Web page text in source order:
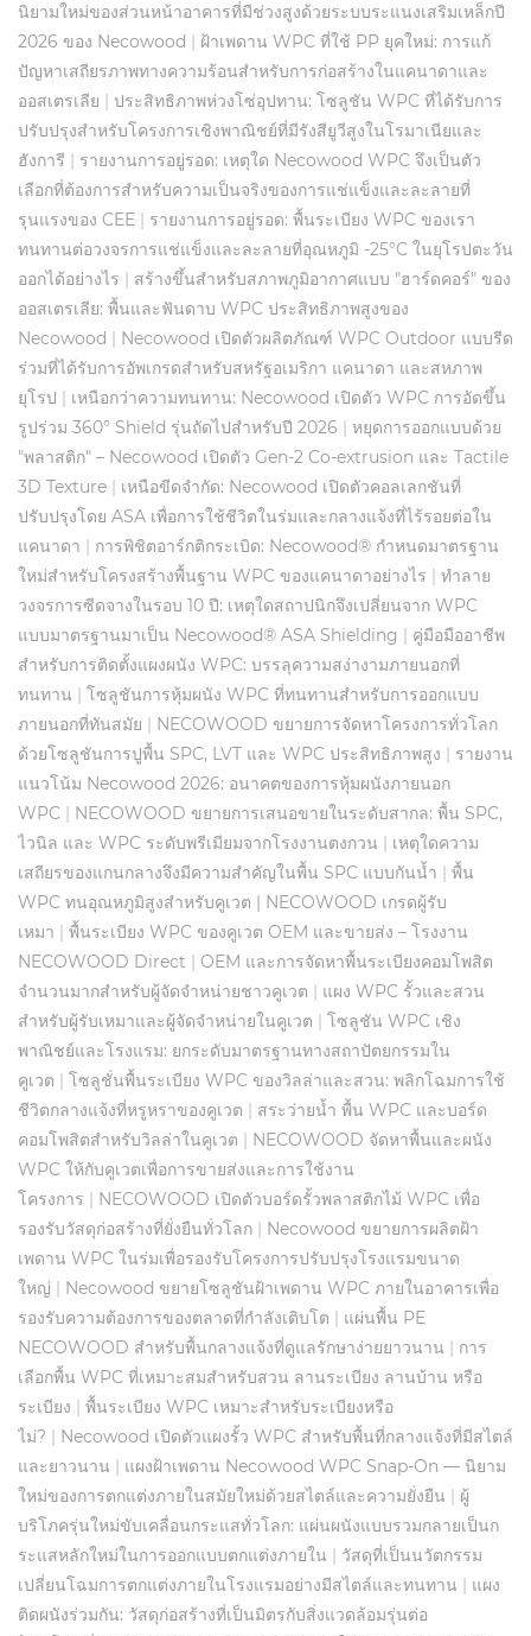
นิยามใหม่ของส่วนหน้าอาคารที่มีช่วงสูงด้วยระบบระแนงเสริมเหล็กปี
2026 ของ Necowood | ฝ้าเพดาน WPC ที่ใช้ PP ยุคใหม่: การแก้
ปัญหาเสถียรภาพทางความร้อนสำหรับการก่อสร้างในแคนาดาและ
ออสเตรเลีย | ประสิทธิภาพห่วงโซ่อุปทาน: โซลูชัน WPC ที่ได้รับการ
ปรับปรุงสำหรับโครงการเชิงพาณิชย์ที่มีรังสียูวีสูงในโรมาเนียและ
ฮังการี | รายงานการอยู่รอด: เหตุใด Necowood WPC จึงเป็นตัว
เลือกที่ต้องการสำหรับความเป็นจริงของการแช่แข็งและละลายที่
รุนแรงของ CEE | รายงานการอยู่รอด: พื้นระเบียง WPC ของเรา
ทนทานต่อวงจรการแช่แข็งและละลายที่อุณหภูมิ -25°C ในยุโรปตะวัน
ออกได้อย่างไร | สร้างขึ้นสำหรับสภาพภูมิอากาศแบบ "ฮาร์ดคอร์" ของ
ออสเตรเลีย: พื้นและฟันดาบ WPC ประสิทธิภาพสูงของ
Necowood | Necowood เปิดตัวผลิตภัณฑ์ WPC Outdoor แบบรีด
ร่วมที่ได้รับการอัพเกรดสำหรับสหรัฐอเมริกา แคนาดา และสหภาพ
ยุโรป | เหนือกว่าความทนทาน: Necowood เปิดตัว WPC การอัดขึ้น
รูปร่วม 360° Shield รุ่นถัดไปสำหรับปี 2026 | หยุดการออกแบบด้วย
"พลาสติก" – Necowood เปิดตัว Gen-2 Co-extrusion และ Tactile
3D Texture | เหนือขีดจำกัด: Necowood เปิดตัวคอลเลกชันที่
ปรับปรุงโดย ASA เพื่อการใช้ชีวิตในร่มและกลางแจ้งที่ไร้รอยต่อใน
แคนาดา | การพิชิตอาร์กติกระเบิด: Necowood® กำหนดมาตรฐาน
ใหม่สำหรับโครงสร้างพื้นฐาน WPC ของแคนาดาอย่างไร | ทำลาย
วงจรการซีดจางในรอบ 10 ปี: เหตุใดสถาปนิกจึงเปลี่ยนจาก WPC
แบบมาตรฐานมาเป็น Necowood® ASA Shielding | คู่มือมืออาชีพ
สำหรับการติดตั้งแผงผนัง WPC: บรรลุความสง่างามภายนอกที่
ทนทาน | โซลูชันการหุ้มผนัง WPC ที่ทนทานสำหรับการออกแบบ
ภายนอกที่ทันสมัย | NECOWOOD ขยายการจัดหาโครงการทั่วโลก
ด้วยโซลูชันการปูพื้น SPC, LVT และ WPC ประสิทธิภาพสูง | รายงาน
แนวโน้ม Necowood 2026: อนาคตของการหุ้มผนังภายนอก
WPC | NECOWOOD ขยายการเสนอขายในระดับสากล: พื้น SPC,
ไวนิล และ WPC ระดับพรีเมียมจากโรงงานตงกวน | เหตุใดความ
เสถียรของแกนกลางจึงมีความสำคัญในพื้น SPC แบบกันน้ำ | พื้น
WPC ทนอุณหภูมิสูงสำหรับคูเวต | NECOWOOD เกรดผู้รับ
เหมา | พื้นระเบียง WPC ของคูเวต OEM และขายส่ง – โรงงาน
NECOWOOD Direct | OEM และการจัดหาพื้นระเบียงคอมโพสิต
จำนวนมากสำหรับผู้จัดจำหน่ายชาวคูเวต | แผง WPC รั้วและสวน
สำหรับผู้รับเหมาและผู้จัดจำหน่ายในคูเวต | โซลูชัน WPC เชิง
พาณิชย์และโรงแรม: ยกระดับมาตรฐานทางสถาปัตยกรรมใน
คูเวต | โซลูชั่นพื้นระเบียง WPC ของวิลล่าและสวน: พลิกโฉมการใช้
ชีวิตกลางแจ้งที่หรูหราของคูเวต | สระว่ายน้ำ พื้น WPC และบอร์ด
คอมโพสิตสำหรับวิลล่าในคูเวต | NECOWOOD จัดหาพื้นและผนัง
WPC ให้กับคูเวตเพื่อการขายส่งและการใช้งาน
โครงการ | NECOWOOD เปิดตัวบอร์ดรั้วพลาสติกไม้ WPC เพื่อ
รองรับวัสดุก่อสร้างที่ยั่งยืนทั่วโลก | Necowood ขยายการผลิตฝ้า
เพดาน WPC ในร่มเพื่อรองรับโครงการปรับปรุงโรงแรมขนาด
ใหญ่ | Necowood ขยายโซลูชันฝ้าเพดาน WPC ภายในอาคารเพื่อ
รองรับความต้องการของตลาดที่กำลังเติบโต | แผ่นพื้น PE
NECOWOOD สำหรับพื้นกลางแจ้งที่ดูแลรักษาง่ายยาวนาน | การ
เลือกพื้น WPC ที่เหมาะสมสำหรับสวน ลานระเบียง ลานบ้าน หรือ
ระเบียง | พื้นระเบียง WPC เหมาะสำหรับระเบียงหรือ
ไม่? | Necowood เปิดตัวแผงรั้ว WPC สำหรับพื้นที่กลางแจ้งที่มีสไตล์
และยาวนาน | แผงฝ้าเพดาน Necowood WPC Snap-On — นิยาม
ใหม่ของการตกแต่งภายในสมัยใหม่ด้วยสไตล์และความยั่งยืน | ผู้
บริโภครุ่นใหม่ขับเคลื่อนกระแสทั่วโลก: แผ่นผนังแบบรวมกลายเป็นก
ระแสหลักใหม่ในการออกแบบตกแต่งภายใน | วัสดุที่เป็นนวัตกรรม
เปลี่ยนโฉมการตกแต่งภายในโรงแรมอย่างมีสไตล์และทนทาน | แผง
ติดผนังร่วมกัน: วัสดุก่อสร้างที่เป็นมิตรกับสิ่งแวดล้อมรุ่นต่อ